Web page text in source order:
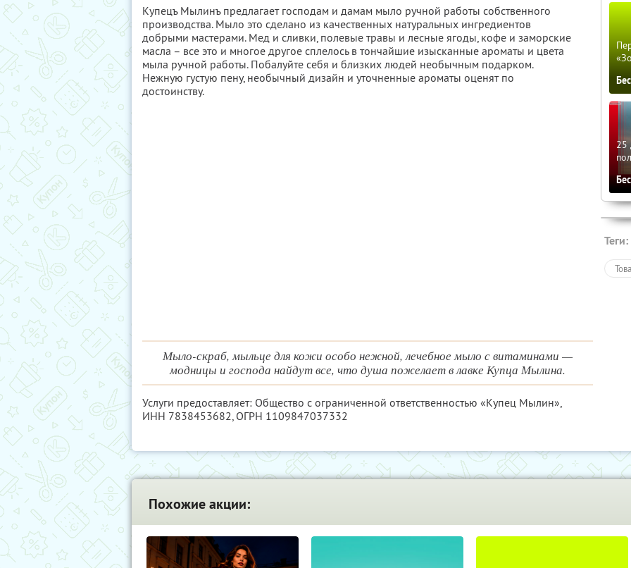
Купецъ Мылинъ предлагает господам и дамам мыло ручной работы собственного
производства. Мыло это сделано из качественных натуральных ингредиентов
добрыми мастерами. Мед и сливки, полевые травы и лесные ягоды, кофе и заморские
масла – все это и многое другое сплелось в тончайшие изысканные ароматы и цвета
мыла ручной работы. Побалуйте себя и близких людей необычным подарком.
Нежную густую пену, необычный дизайн и уточненные ароматы оценят по
достоинству.
Мыло-скраб, мыльце для кожи особо нежной, лечебное мыло с витаминами —
модницы и господа найдут все, что душа пожелает в лавке Купца Мылина.
Услуги предоставляет: Общество с ограниченной ответственностью «Купец Мылин»,
ИНН 7838453682, ОГРН 1109847037332
25
Теги:
Похожие акции: